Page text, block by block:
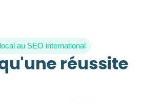
au SEO international
réussite